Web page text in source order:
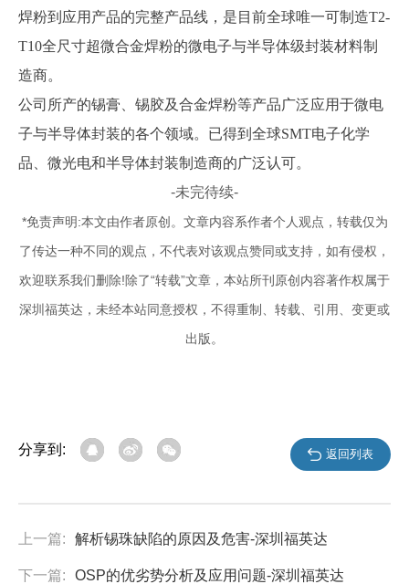
焊粉到应用产品的完整产品线，是目前全球唯一可制造T2-
T10全尺寸超微合金焊粉的微电子与半导体级封装材料制
造商。
公司所产的锡膏、锡胶及合金焊粉等产品广泛应用于微电
子与半导体封装的各个领域。已得到全球SMT电子化学
品、微光电和半导体封装制造商的广泛认可。
-未完待续-
*免责声明:本文由作者原创。文章内容系作者个人观点，转载仅为
了传达一种不同的观点，不代表对该观点赞同或支持，如有侵权，
欢迎联系我们删除!除了“转载”文章，本站所刊原创内容著作权属于
深圳福英达，未经本站同意授权，不得重制、转载、引用、变更或
出版。
分享到: 返回列表
上一篇: 解析锡珠缺陷的原因及危害-深圳福英达
下一篇: OSP的优劣势分析及应用问题-深圳福英达